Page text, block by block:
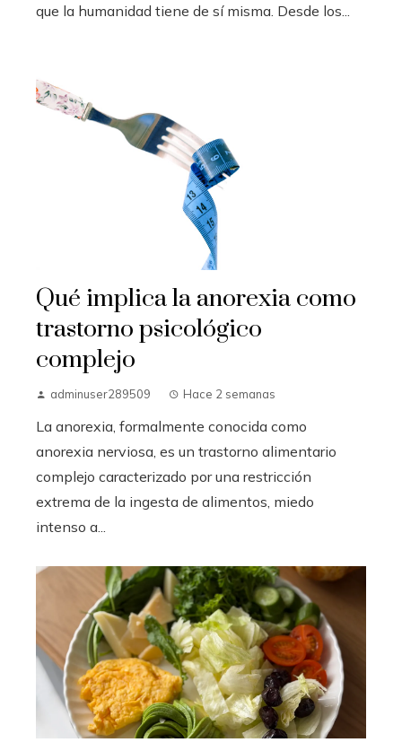
que la humanidad tiene de sí misma. Desde los...
Qué implica la anorexia como
trastorno psicológico
complejo
adminuser289509 Hace 2 semanas
La anorexia, formalmente conocida como
anorexia nerviosa, es un trastorno alimentario
complejo caracterizado por una restricción
extrema de la ingesta de alimentos, miedo
intenso a...